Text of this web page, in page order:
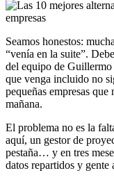
Seamos honestos:
“venía en la suite”.
del equipo de
que venga incluido no
pequeñas empresas
mañana.
El problema no es la
aquí, un gestor de
pestaña… y en tres
datos repartidos y gente